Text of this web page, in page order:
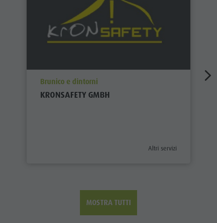
aria.poi_location_prefix
Brunico e dintorni
KRONSAFETY GMBH
aria.poi_category_prefix
Altri servizi
MOSTRA TUTTI